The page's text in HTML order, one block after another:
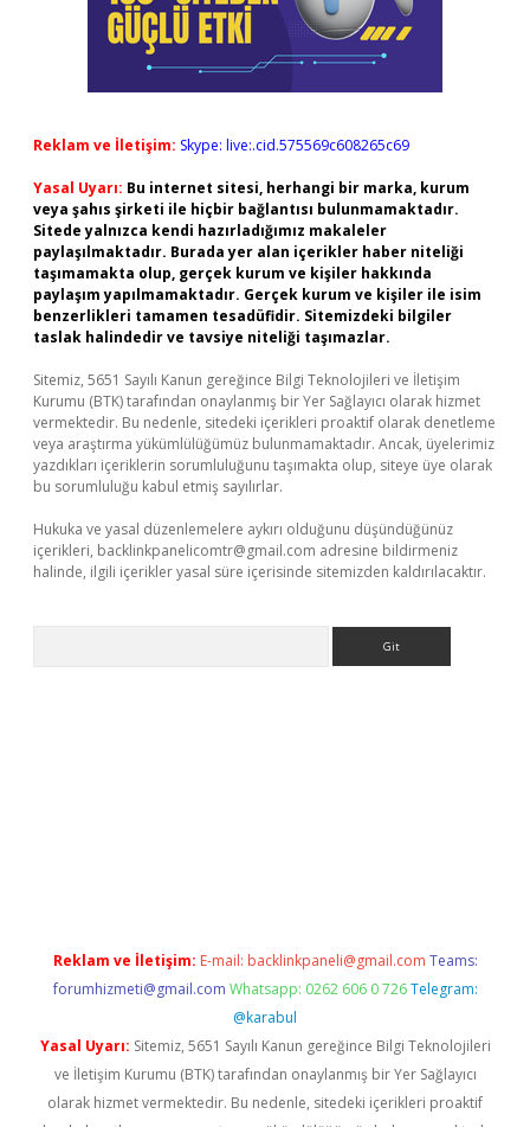
Reklam ve İletişim: Skype: live:.cid.575569c608265c69
Yasal Uyarı: Bu internet sitesi, herhangi bir marka, kurum
veya şahıs şirketi ile hiçbir bağlantısı bulunmamaktadır.
Sitede yalnızca kendi hazırladığımız makaleler
paylaşılmaktadır. Burada yer alan içerikler haber niteliği
taşımamakta olup, gerçek kurum ve kişiler hakkında
paylaşım yapılmamaktadır. Gerçek kurum ve kişiler ile isim
benzerlikleri tamamen tesadüfidir. Sitemizdeki bilgiler
taslak halindedir ve tavsiye niteliği taşımazlar.
Sitemiz, 5651 Sayılı Kanun gereğince Bilgi Teknolojileri ve İletişim
Kurumu (BTK) tarafından onaylanmış bir Yer Sağlayıcı olarak hizmet
vermektedir. Bu nedenle, sitedeki içerikleri proaktif olarak denetleme
veya araştırma yükümlülüğümüz bulunmamaktadır. Ancak, üyelerimiz
yazdıkları içeriklerin sorumluluğunu taşımakta olup, siteye üye olarak
bu sorumluluğu kabul etmiş sayılırlar.
Hukuka ve yasal düzenlemelere aykırı olduğunu düşündüğünüz
içerikleri, backlinkpanelicomtr@gmail.com adresine bildirmeniz
halinde, ilgili içerikler yasal süre içerisinde sitemizden kaldırılacaktır.
Reklam ve İletişim: E-mail: backlinkpaneli@gmail.com Teams:
forumhizmeti@gmail.com Whatsapp: 0262 606 0 726 Telegram:
@karabul
Yasal Uyarı: Sitemiz, 5651 Sayılı Kanun gereğince Bilgi Teknolojileri
ve İletişim Kurumu (BTK) tarafından onaylanmış bir Yer Sağlayıcı
olarak hizmet vermektedir. Bu nedenle, sitedeki içerikleri proaktif